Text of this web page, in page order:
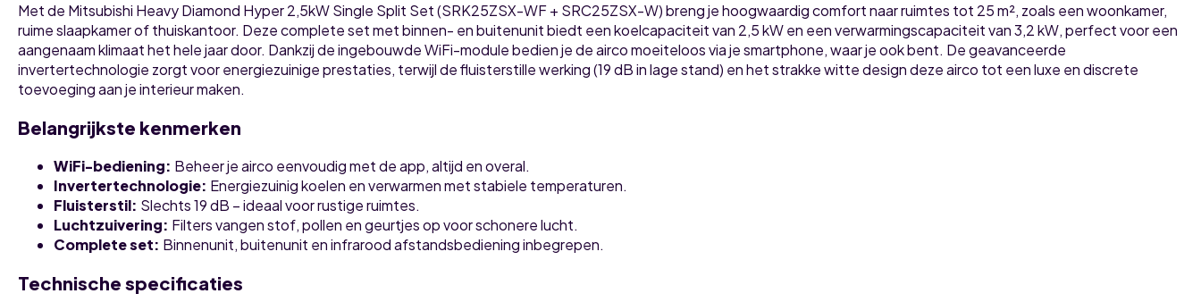
Met de Mitsubishi Heavy Diamond Hyper 2,5kW Single Split Set (SRK25ZSX-WF + SRC25ZSX-W) breng je hoogwaardig comfort naar ruimtes tot 25 m², zoals een woonkamer,
ruime slaapkamer of thuiskantoor. Deze complete set met binnen- en buitenunit biedt een koelcapaciteit van 2,5 kW en een verwarmingscapaciteit van 3,2 kW, perfect voor een
aangenaam klimaat het hele jaar door. Dankzij de ingebouwde WiFi-module bedien je de airco moeiteloos via je smartphone, waar je ook bent. De geavanceerde
invertertechnologie zorgt voor energiezuinige prestaties, terwijl de fluisterstille werking (19 dB in lage stand) en het strakke witte design deze airco tot een luxe en discrete
toevoeging aan je interieur maken.
Belangrijkste kenmerken
WiFi-bediening: Beheer je airco eenvoudig met de app, altijd en overal.
Invertertechnologie: Energiezuinig koelen en verwarmen met stabiele temperaturen.
Fluisterstil: Slechts 19 dB – ideaal voor rustige ruimtes.
Luchtzuivering: Filters vangen stof, pollen en geurtjes op voor schonere lucht.
Complete set: Binnenunit, buitenunit en infrarood afstandsbediening inbegrepen.
Technische specificaties